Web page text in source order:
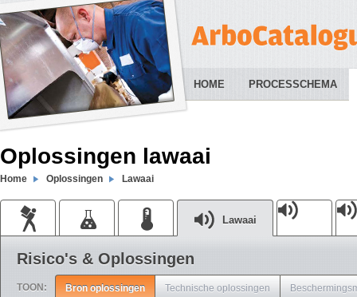
HOME PROCESSCHEMA
Oplossingen lawaai
Home Oplossingen Lawaai
Lawaai
Risico's & Oplossingen
TOON: Bron oplossingen Technische oplossingen